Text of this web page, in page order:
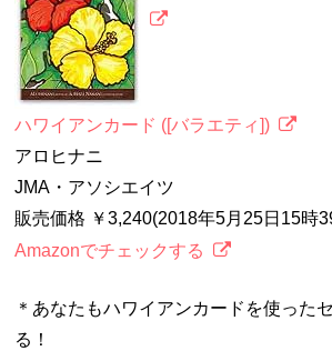
ハワイアンカード ([バラエティ])
アロヒナニ
JMA・アソシエイツ
販売価格 ￥3,240(2018年5月25日15時
Amazonでチェックする
＊あなたもハワイアンカードを使った
る！